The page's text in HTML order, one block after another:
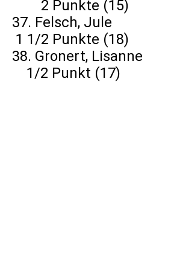
2 Punkte (15)
37.
1 1/2 Punkte (18)
38. Gronert,
1/2 Punkt (17)